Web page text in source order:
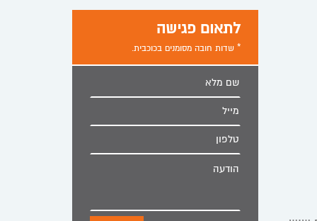
לתאום פגישה
* שדות חובה מסומנים בכוכבית.
שם
מלא
מייל
טלפון